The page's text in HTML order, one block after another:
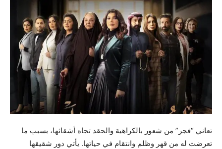
تعاني “فجر” من شعور بالكراهية والحقد تجاه أشقائها، بسبب ما
تعرضت له من قهر وظلم وانتقام في حياتها. يأتي دور شقيقها